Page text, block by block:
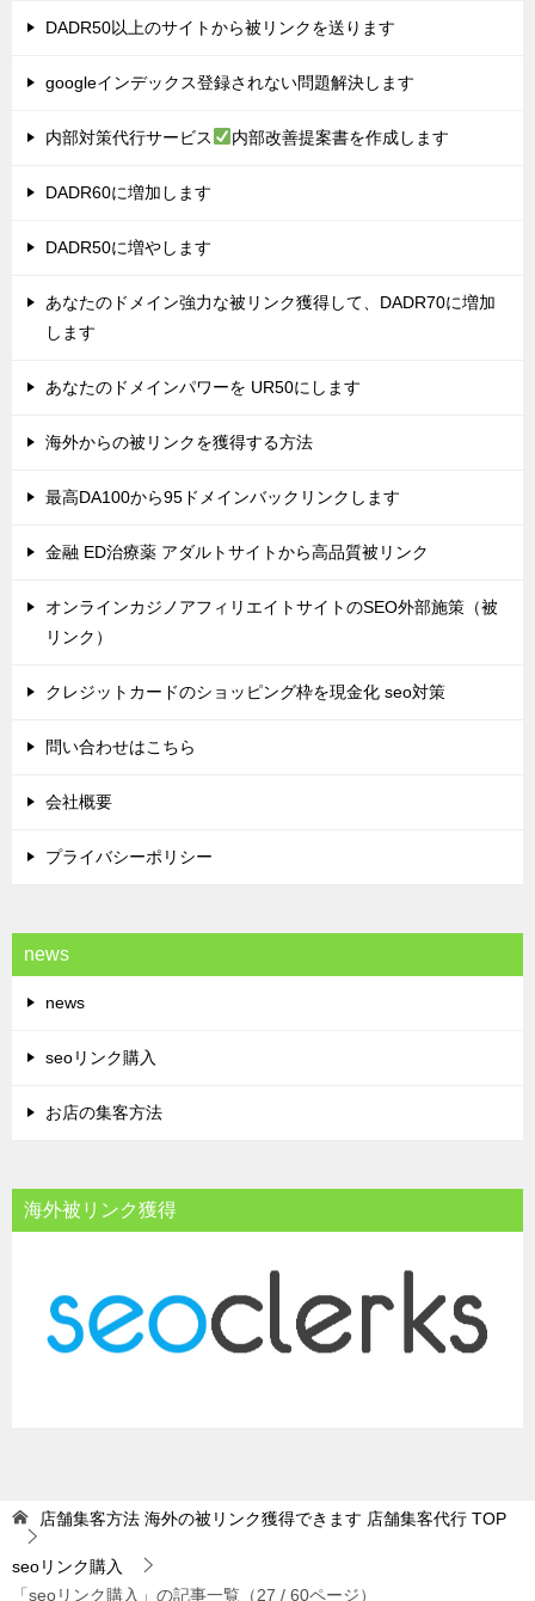
DADR50以上のサイトから被リンクを送ります
googleインデックス登録されない問題解決します
内部対策代行サービス 内部改善提案書を作成します
DADR60に増加します
DADR50に増やします
あなたのドメイン強力な被リンク獲得して、DADR70に増加
します
あなたのドメインパワーを UR50にします
海外からの被リンクを獲得する方法
最高DA100から95ドメインバックリンクします
金融 ED治療薬 アダルトサイトから高品質被リンク
オンラインカジノアフィリエイトサイトのSEO外部施策（被
リンク）
クレジットカードのショッピング枠を現金化 seo対策
問い合わせはこちら
会社概要
プライバシーポリシー
news
news
seoリンク購入
お店の集客方法
海外被リンク獲得
店舗集客方法 海外の被リンク獲得できます 店舗集客代行 TOP
seoリンク購入
「seoリンク購入」の記事一覧（27 / 60ページ）